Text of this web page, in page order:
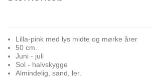
Lilla-pink med lys midte og mørke årer
50 cm.
Juni - juli
Sol - halvskygge
Almindelig, sand, ler.